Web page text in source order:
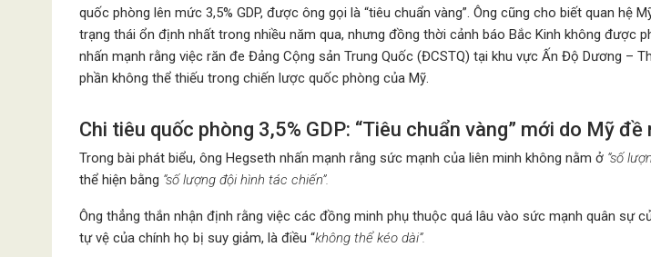
quốc phòng lên mức 3,5% GDP, được ông gọi là “tiêu chuẩn vàng”. Ông cũng cho biết quan hệ
trạng thái ổn định nhất trong nhiều năm qua, nhưng đồng thời cảnh báo Bắc Kinh không được
nhấn mạnh rằng việc răn đe Đảng Cộng sản Trung Quốc (ĐCSTQ) tại khu vực Ấn Độ Dương –
phần không thể thiếu trong chiến lược quốc phòng của Mỹ.
Chi tiêu quốc phòng 3,5% GDP: “Tiêu chuẩn vàng” mới do Mỹ đề
Trong bài phát biểu, ông Hegseth nhấn mạnh rằng sức mạnh của liên minh không nằm ở “số
thể hiện bằng “số lượng đội hình tác chiến”.
Ông thẳng thắn nhận định rằng việc các đồng minh phụ thuộc quá lâu vào sức mạnh quân sự
tự vệ của chính họ bị suy giảm, là điều “không thể kéo dài”.